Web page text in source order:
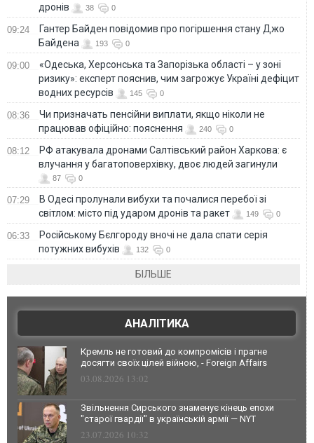
дронів
38 0
09:24
Гантер Байден повідомив про погіршення стану Джо
Байдена
193 0
09:00
«Одеська, Херсонська та Запорізька області – у зоні
ризику»: експерт пояснив, чим загрожує Україні дефіцит
водних ресурсів
145 0
08:36
Чи призначать пенсійни виплати, якщо ніколи не
працював офіційно: пояснення
240 0
08:12
РФ атакувала дронами Салтівський район Харкова: є
влучання у багатоповерхівку, двоє людей загинули
87 0
07:29
В Одесі пролунали вибухи та почалися перебої зі
світлом: місто під ударом дронів та ракет
149 0
06:33
Російському Бєлгороду вночі не дала спати серія
потужних вибухів
132 0
БІЛЬШЕ
АНАЛІТИКА
Кремль не готовий до компромісів і прагне
досягти своїх цілей війною, - Foreign Affairs
03.08.2026 13:02
Звільнення Сирського знаменує кінець епохи
"старої гвардії" в українській армії — NYT
23.07.2026 10:32